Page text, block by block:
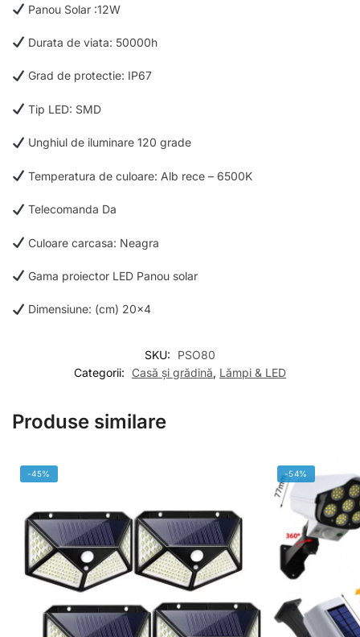
Panou Solar :12W
Durata de viata: 50000h
Grad de protectie: IP67
Tip LED: SMD
Unghiul de iluminare 120 grade
Temperatura de culoare: Alb rece – 6500K
Telecomanda Da
Culoare carcasa: Neagra
Gama proiector LED Panou solar
Dimensiune: (cm) 20×4
SKU:
PSO80
Categorii:
Casă și grădină, Lămpi & LED
Produse similare
-45% -54%